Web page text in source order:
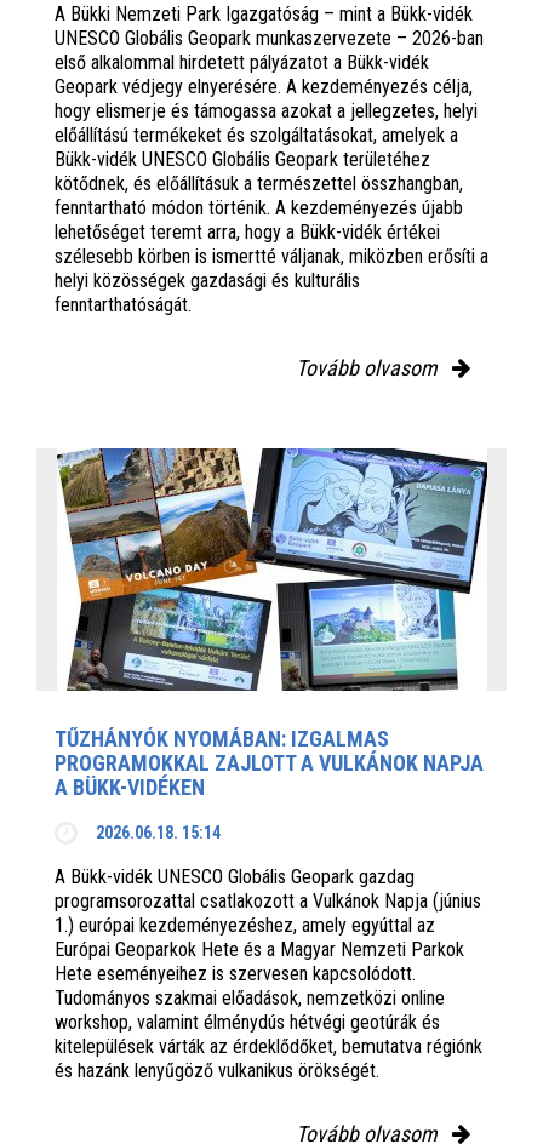
A Bükki Nemzeti Park Igazgatóság – mint a Bükk-vidék
UNESCO Globális Geopark munkaszervezete – 2026-ban
első alkalommal hirdetett pályázatot a Bükk-vidék
Geopark védjegy elnyerésére. A kezdeményezés célja,
hogy elismerje és támogassa azokat a jellegzetes, helyi
előállítású termékeket és szolgáltatásokat, amelyek a
Bükk-vidék UNESCO Globális Geopark területéhez
kötődnek, és előállításuk a természettel összhangban,
fenntartható módon történik. A kezdeményezés újabb
lehetőséget teremt arra, hogy a Bükk-vidék értékei
szélesebb körben is ismertté váljanak, miközben erősíti a
helyi közösségek gazdasági és kulturális
fenntarthatóságát.
Tovább olvasom
TŰZHÁNYÓK NYOMÁBAN: IZGALMAS
PROGRAMOKKAL ZAJLOTT A VULKÁNOK NAPJA
A BÜKK-VIDÉKEN
2026.06.18. 15:14
A Bükk-vidék UNESCO Globális Geopark gazdag
programsorozattal csatlakozott a Vulkánok Napja (június
1.) európai kezdeményezéshez, amely egyúttal az
Európai Geoparkok Hete és a Magyar Nemzeti Parkok
Hete eseményeihez is szervesen kapcsolódott.
Tudományos szakmai előadások, nemzetközi online
workshop, valamint élménydús hétvégi geotúrák és
kitelepülések várták az érdeklődőket, bemutatva régiónk
és hazánk lenyűgöző vulkanikus örökségét.
Tovább olvasom